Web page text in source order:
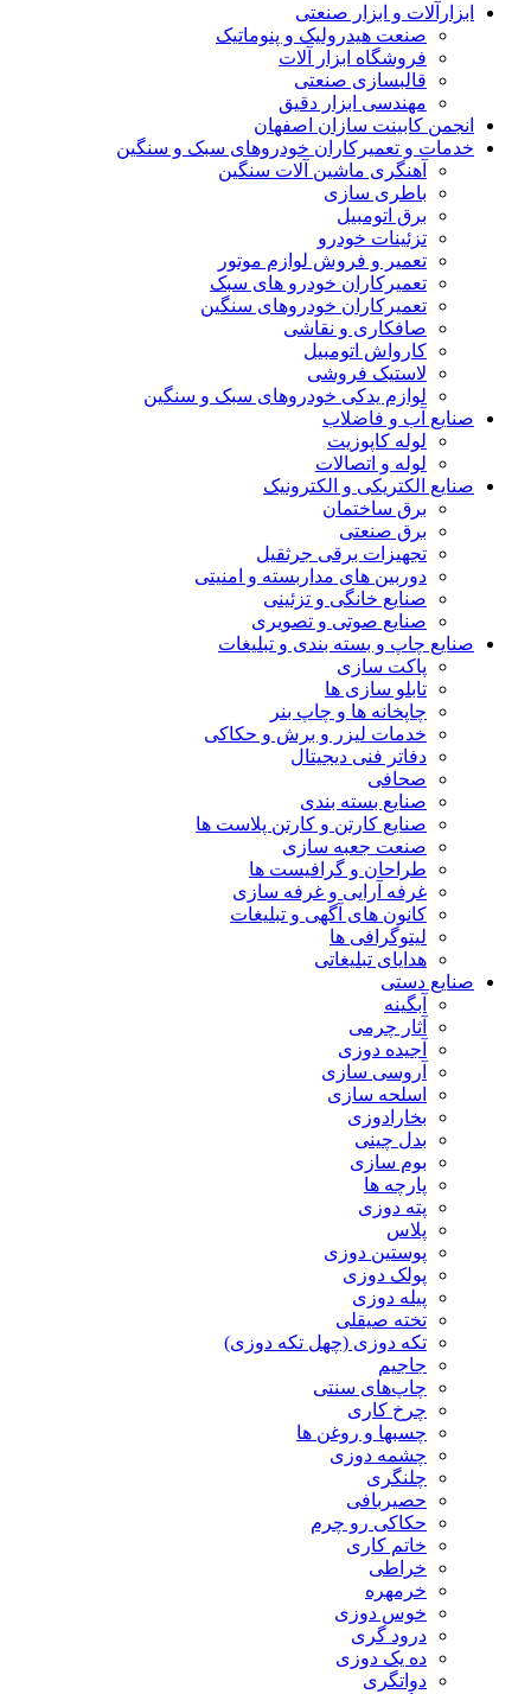
ابزارآلات و ابزار صنعتی
صنعت هیدرولیک و پنوماتیک
فروشگاه ابزار آلات
قالبسازی صنعتی
مهندسی ابزار دقیق
انجمن کابینت سازان اصفهان
خدمات و تعمیرکاران خودروهای سبک و سنگین
آهنگری ماشین آلات سنگین
باطری سازی
برق اتومبیل
تزئینات خودرو
تعمیر و فروش لوازم موتور
تعمیرکاران خودرو های سبک
تعمیرکاران خودروهای سنگین
صافکاری و نقاشی
کارواش اتومبیل
لاستیک فروشی
لوازم یدکی خودروهای سبک و سنگین
صنایع آب و فاضلاب
لوله کاپوزیت
لوله و اتصالات
صنایع الکتریکی و الکترونیک
برق ساختمان
برق صنعتی
تجهیزات برقی جرثقیل
دوربین های مداربسته و امنیتی
صنایع خانگی و تزئینی
صنایع صوتی و تصویری
صنایع چاپ و بسته بندی و تبلیغات
پاکت سازی
تابلو سازی ها
چاپخانه ها و چاپ بنر
خدمات لیزر و برش و حکاکی
دفاتر فنی دیجیتال
صحافی
صنایع بسته بندی
صنایع کارتن و کارتن پلاست ها
صنعت جعبه سازی
طراحان و گرافیست ها
غرفه آرایی و غرفه سازی
کانون های آگهی و تبلیغات
لیتوگرافی ها
هدایای تبلیغاتی
صنایع دستی
آبگینه
آثار چرمی
آجیده دوزی
آروسی سازی
اسلحه سازی
بخارادوزی
بدل چینی
بوم سازی
پارچه ها
پته دوزی
پلاس
پوستین دوزی
پولک دوزی
پیله دوزی
تخته صیقلی
تکه دوزی (چهل تکه دوزی)
جاجیم
چاپ‌های سنتی
چرخ کاری
چسبها و روغن ها
چشمه دوزی
چلنگری
حصیربافی
حکاکی رو چرم
خاتم کاری
خراطی
خرمهره
خوس دوزی
درود گری
ده یک دوزی
دواتگری